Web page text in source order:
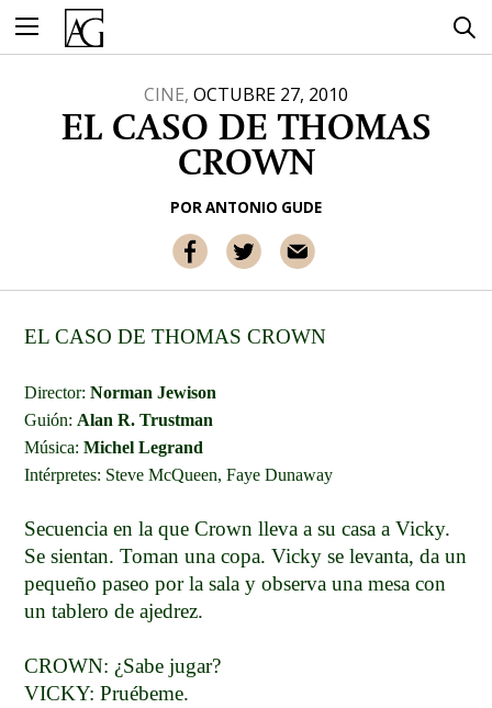
contenido
CINE, OCTUBRE 27, 2010
EL CASO DE THOMAS
CROWN
PORANTONIO GUDE
EL CASO DE THOMAS CROWN
Director:Norman Jewison
Guión:Alan R. Trustman
Música:Michel Legrand
Intérpretes: Steve McQueen, Faye Dunaway
Secuencia en la que Crown lleva a su casa a Vicky.
Se sientan. Toman una copa. Vicky se levanta, da un
pequeño paseo por la sala y observa una mesa con
un tablero de ajedrez.
CROWN: ¿Sabe jugar?
VICKY: Pruébeme.